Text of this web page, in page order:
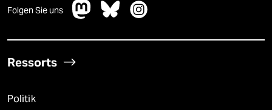
Folgen Sie uns
Ressorts
Politik